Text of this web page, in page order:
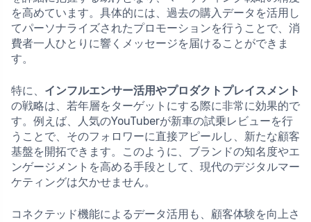
を高めています。具体的には、過去の購入データを活用し
てパーソナライズされたプロモーションを行うことで、消
費者一人ひとりに響くメッセージを届けることができま
す。
特に、 インフルエンサー活用やプロダクトプレイスメント
の戦略は、若年層をターゲットにする際に非常に効果的で
す。例えば、人気のYouTuberが新車の試乗レビューを行
うことで、そのフォロワーに直接アピールし、新たな顧客
基盤を開拓できます。このように、ブランドの知名度やエ
ンゲージメントを高める手段として、現代のデジタルマー
ケティングは欠かせません。
コネクテッド機能によるデータ活用も、顧客体験を向上さ